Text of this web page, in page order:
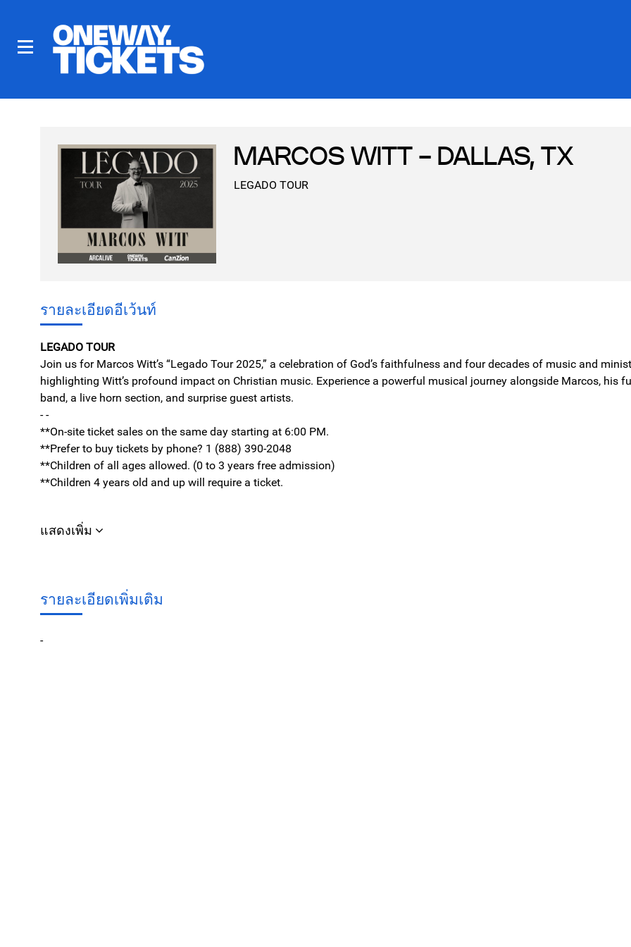
MARCOS WITT - DALLAS, TX
LEGADO TOUR
รายละเอียดอีเว้นท์
LEGADO TOUR
Join us for Marcos Witt’s “Legado Tour 2025,” a celebration of God’s faithfulness and four decades of music and
highlighting Witt’s profound impact on Christian music. Experience a powerful musical journey alongside Marcos, his
band, a live horn section, and surprise guest artists.
- -
**On-site ticket sales on the same day starting at 6:00 PM.
**Prefer to buy tickets by phone? 1 (888) 390-2048
**Children of all ages allowed. (0 to 3 years free admission)
**Children 4 years old and up will require a ticket.
แสดงเพิ่ม
รายละเอียดเพิ่มเติม
-